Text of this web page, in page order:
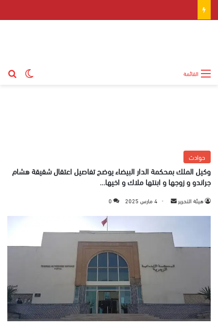
القائمة
حوادث
وكيل الملك بمحكمة الدار البيضاء يوضح تفاصيل اعتقال شقيقة هشام
جراندو و زوجها و ابنتها ملاك و اخيها…
هيئة التحرير
ل
ي
إ
ل
4 مارس 2025 0